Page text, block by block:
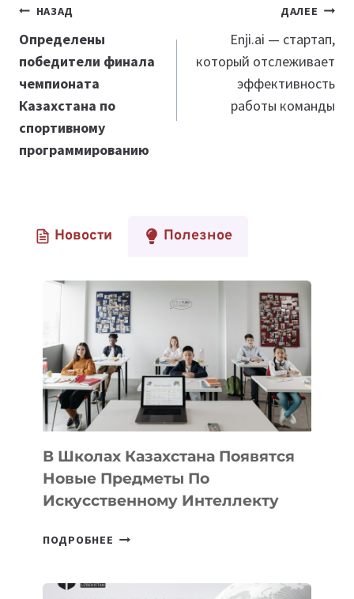
Навигация
по
записям
НАЗАД
Определены
победители финала
чемпионата
Казахстана по
спортивному
программированию
ДАЛЕЕ
Enji.ai — стартап,
который отслеживает
эффективность
работы команды
Новости Полезное
В Школах Казахстана Появятся
Новые Предметы По
Искусственному Интеллекту
ПОДРОБНЕЕ